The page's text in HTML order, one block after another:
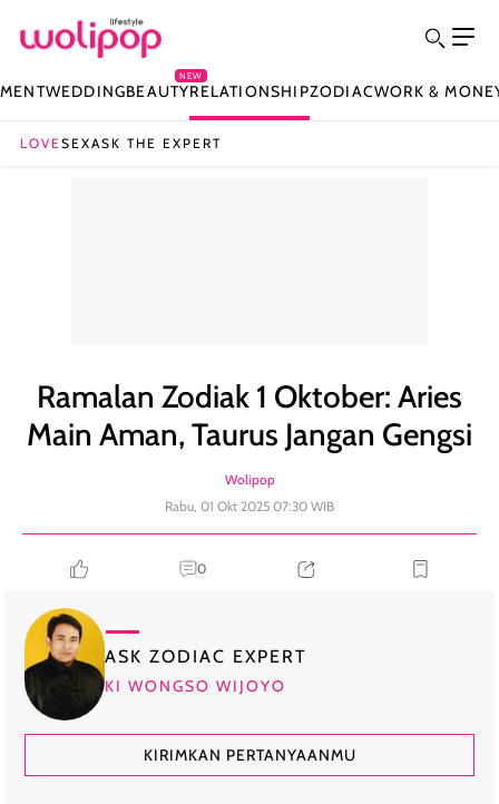
WEDDINGBEAUTY
NEW
RELATIONSHIPZODIACWORK &
LOVESEXASK THE EXPERT
Ramalan Zodiak 1 Oktober: Aries
Main Aman, Taurus Jangan Gengsi
Wolipop
Rabu, 01 Okt 2025 07:30 WIB
0
ASK ZODIAC EXPERT
KI WONGSO WIJOYO
KIRIMKAN PERTANYAANMU